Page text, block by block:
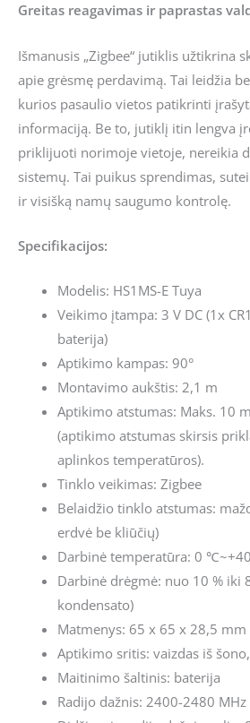
Greitas reagavimas ir paprastas
Išmanusis „Zigbee“ jutiklis užtikrina
apie grėsmę perdavimą. Tai leidžia
kurios pasaulio vietos patikrinti
informaciją. Be to, jutiklį itin lengva
priklijuoti norimoje vietoje, nereikia
sistemų. Tai puikus sprendimas,
ir visišką namų saugumo kontrolę.
Specifikacijos:
Modelis: HS1MS-E Tuya
Veikimo įtampa: 3 V DC (1x
baterija)
Aptikimo kampas: 90°
Montavimo aukštis: 2,1 m
Aptikimo atstumas: Maks. 10
(aptikimo atstumas skirsis
aplinkos temperatūros).
Tinklo veikimas: Zigbee
Belaidžio tinklo atstumas:
erdvė be kliūčių)
Darbinė temperatūra: 0
Darbinė drėgmė: nuo 10 % iki
kondensato)
Matmenys: 65 x 65 x 28,5 mm
Aptikimo sritis: vaizdas iš
Maitinimo šaltinis: baterija
Radijo dažnis: 2400-2480 MHz